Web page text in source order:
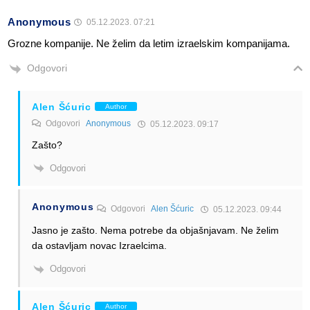
Anonymous 05.12.2023. 07:21
Grozne kompanije. Ne želim da letim izraelskim kompanijama.
Odgovori
Alen Šćuric Author
Odgovori Anonymous 05.12.2023. 09:17
Zašto?
Odgovori
Anonymous OdgovoriAlen Šćuric 05.12.2023. 09:44
Jasno je zašto. Nema potrebe da objašnjavam. Ne želim
da ostavljam novac Izraelcima.
Odgovori
Alen Šćuric Author